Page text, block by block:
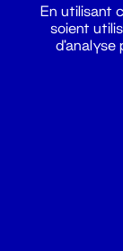
Du lundi au
En utilisant
soient
d'analyse